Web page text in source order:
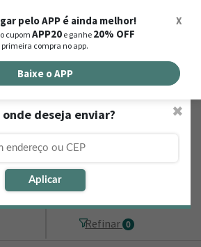
pelo APP é ainda melhor!
cupomAPP20 e ganhe 20% OFF
primeira compra no app.
X
Baixe o APP
entrega
onde deseja enviar?
Aplicar
✖
e Presentes em Nova
- GO
online em Nova Iguaçu de Goiás -
Refinar 0